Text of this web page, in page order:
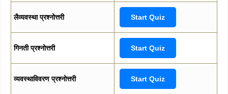
लैव्यवस्था प्रश्नोत्तरी Start Quiz
गिनती प्रश्नोत्तरी Start Quiz
व्यवस्थाविवरण प्रश्नोत्तरी Start Quiz